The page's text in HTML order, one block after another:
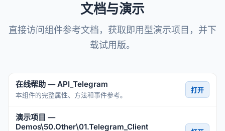
文档与演示
直接访问组件参考文档，获取即用型演示项目，并下
载试用版。
在线帮助 — API_Telegram
本组件的完整属性、方法和事件参考。
打开
演示项目 —
Demos\50.Other\01.Telegram_Client